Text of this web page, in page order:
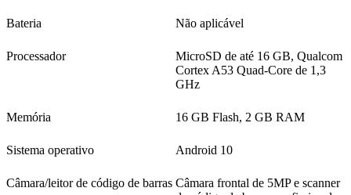
Bateria Não aplicável
Processador
MicroSD de até 16 GB, Qualcom
Cortex A53 Quad-Core de 1,3
GHz
Memória 16 GB Flash, 2 GB RAM
Sistema operativo Android 10
Câmara/leitor de código de barras Câmara frontal de 5MP e scanner